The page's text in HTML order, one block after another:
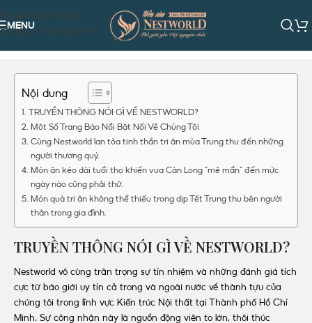
Bỏ qua điều hướng
Bỏ qua nội dung chính
MENU
Nội dung
TRUYỀN THÔNG NÓI GÌ VỀ NESTWORLD?
Môt Số Trang Báo Nổi Bật Nối Về Chúng Tôi
Cùng Nestworld lan tỏa tinh thần tri ân mùa Trung thu đến những
người thương quý.
Món ăn kéo dài tuổi thọ khiến vua Càn Long "mê mẩn" đến mức
ngày nào cũng phải thử.
Món quà tri ân không thể thiếu trong dịp Tết Trung thu bên người
thân trong gia đình.
TRUYỀN THÔNG NÓI GÌ VỀ NESTWORLD?
Nestworld vô cùng trân trọng sự tín nhiệm và những đánh giá tích
cực từ báo giới uy tín cả trong và ngoài nước về thành tựu của
chúng tôi trong lĩnh vực Kiến trúc Nội thất tại Thành phố Hồ Chí
Minh. Sự công nhận này là nguồn động viên to lớn, thôi thúc